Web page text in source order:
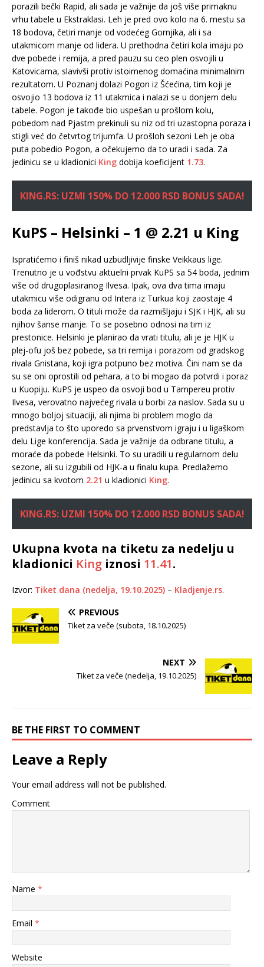
porazili bečki Rapid, ali sada je važnije da još više primaknu
vrhu tabele u Ekstraklasi. Leh je pred ovo kolo na 6. mestu sa
18 bodova, četiri manje od vodećeg Gornjika, ali i sa
utakmicom manje od lidera. U prethodna četiri kola imaju po
dve pobede i remija, a pred pauzu su ceo plen osvojili u
Katovicama, slavivši protiv istoimenog domaćina minimalnim
rezultatom. U Poznanj dolazi Pogon iz Šćećina, tim koji je
osvojio 13 bodova iz 11 utakmica i nalazi se u donjem delu
tabele. Pogon je takođe bio uspešan u prošlom kolu,
pobedom nad Pjastm prekinuli su niz od tri uzastopna poraza i
stigli već do četvrtog trijumfa. U prošloh sezoni Leh je oba
puta pobedio Pogon, a očekujemo da to uradi i sada. Za
jedinicu se u kladionici King dobija koeficijent 1.73.
KING.RS: UZMI 150% DO 12.000 RSD BONUS SADA!
KuPS – Helsinki – 1 @ 2.21 u King
Ispratićemo i finiš nikad uzbudljivije finske Veikkaus lige.
Trenutno je u vođstvu aktuelni prvak KuPS sa 54 boda, jednim
više od drugoplasiranog Ilvesa. Ipak, ova dva tima imaju
utakmicu više odigranu od Intera iz Turkua koji zaostaje 4
boda za liderom. O tituli može da razmišljaju i SJK i HJK, ali su
njihov šanse manje. To se posebno odnosi na tim iz
prestonice. Helsinki je planirao da vrati titulu, ali je je HJK u
plej-ofu još bez pobede, sa tri remija i porazom od gradskog
rivala Gnistana, koji igra potpuno bez motiva. Čini nam se da
su se oni oprostili od pehara, a to bi mogao da potvrdi i poraz
u Kuopiju. KuPS je uspeo da osvoji bod u Tampereu protiv
Ilvesa, verovatno najvećeg rivala u borbi za naslov. Sada su u
mnogo boljoj situaciji, ali njima bi problem moglo da
predstavlja to što uporedo sa prvenstvom igraju i u ligaškom
delu Lige konferencija. Sada je važnije da odbrane titulu, a
moraće da pobede Helsinki. To su uradili u regularnom delu
sezone, ali su izgubili od HJK-a u finalu kupa. Predlažemo
jedinicu sa kvotom 2.21 u kladionici King.
KING.RS: UZMI 150% DO 12.000 RSD BONUS SADA!
Ukupna kvota na tiketu za nedelju u
kladionici King iznosi 11.41.
Izvor: Tiket dana (nedelja, 19.10.2025) – Kladjenje.rs.
PREVIOUS
Tiket za veče (subota, 18.10.2025)
NEXT
Tiket za veče (nedelja, 19.10.2025)
BE THE FIRST TO COMMENT
Leave a Reply
Your email address will not be published.
Comment
Name *
Email *
Website